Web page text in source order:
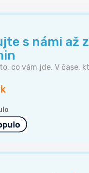
s námi až
co vám jde. V čase,